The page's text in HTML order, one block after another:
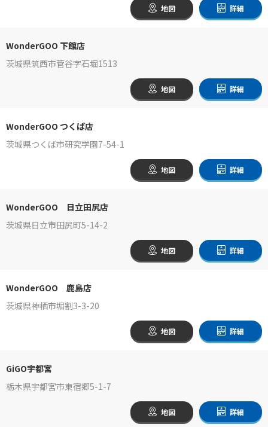
地図 詳細
WonderGOO 下館店
茨城県筑西市菅谷字石堀1513
地図 詳細
WonderGOO つくば店
茨城県つくば市研究学園7-54-1
地図 詳細
WonderGOO 日立田尻店
茨城県日立市田尻町5-14-2
地図 詳細
WonderGOO 鹿島店
茨城県神栖市堀割3-3-20
地図 詳細
GiGO宇都宮
栃木県宇都宮市東宿郷5-1-7
地図 詳細